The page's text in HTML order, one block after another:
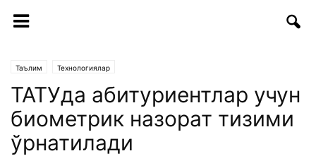
Таълим Технологиялар
ТАТУда абитуриентлар учун
биометрик назорат тизими
ўрнатилади